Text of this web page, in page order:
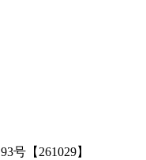
号【261029】